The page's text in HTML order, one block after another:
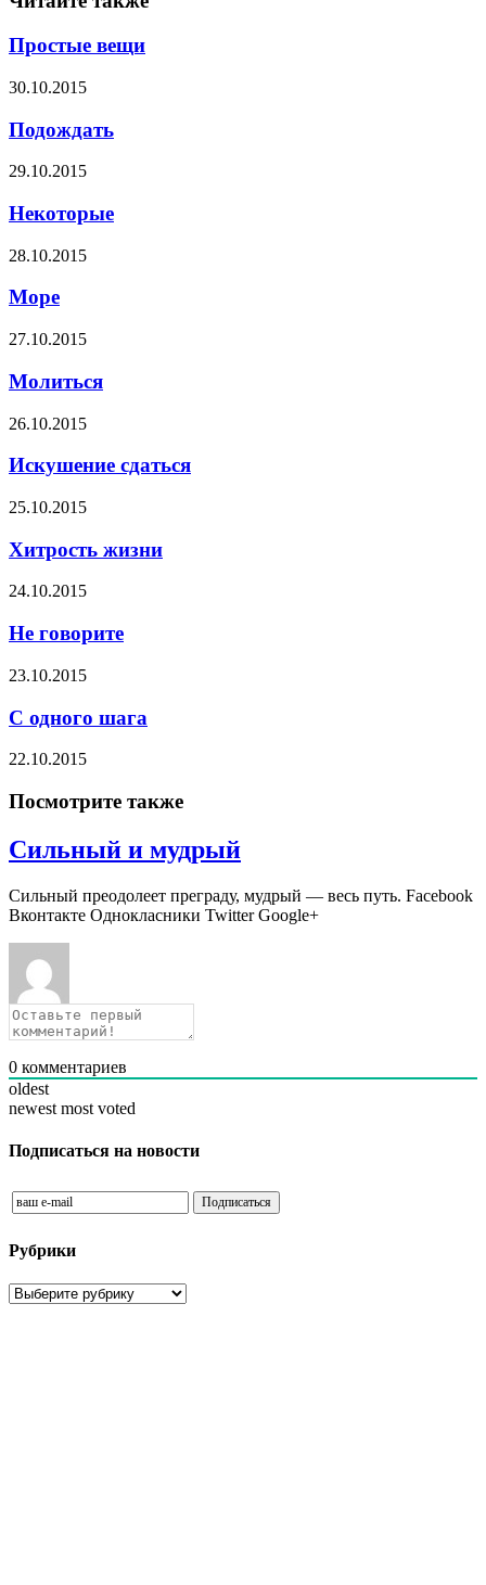
Простые вещи
30.10.2015
Подождать
29.10.2015
Некоторые
28.10.2015
Море
27.10.2015
Молиться
26.10.2015
Искушение сдаться
25.10.2015
Хитрость жизни
24.10.2015
Не говорите
23.10.2015
С одного шага
22.10.2015
Посмотрите также
Сильный и мудрый
Сильный преодолеет преграду, мудрый — весь путь. Facebook
Вконтакте Однокласники Twitter Google+
0 комментариев
oldest
newest most voted
Подписаться на новости
Рубрики
Рубрики